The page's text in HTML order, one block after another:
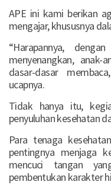
APE ini kami berikan
mengajar, khususnya
“Harapannya,
menyenangkan,
dasar-dasar
ucapnya.
Tidak hanya itu,
penyuluhan kesehatan
Para tenaga
pentingnya menjaga
mencuci tangan
pembentukan karakter